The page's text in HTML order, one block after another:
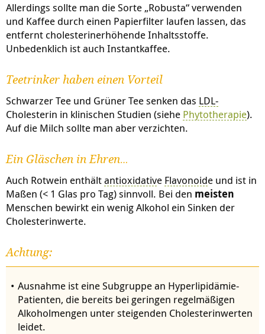
Allerdings sollte man die Sorte „Robusta“ verwenden
und Kaffee durch einen Papierfilter laufen lassen, das
entfernt cholesterinerhöhende Inhaltsstoffe.
Unbedenklich ist auch Instantkaffee.
Teetrinker haben einen Vorteil
Schwarzer Tee und Grüner Tee senken das LDL-
Cholesterin in klinischen Studien (siehe Phytotherapie).
Auf die Milch sollte man aber verzichten.
Ein Gläschen in Ehren…
Auch Rotwein enthältantioxidative Flavonoide und ist in
Maßen (< 1 Glas pro Tag) sinnvoll. Bei den meisten
Menschen bewirkt ein wenig Alkohol ein Sinken der
Cholesterinwerte.
Achtung:
Ausnahme ist eine Subgruppe an Hyperlipidämie-
Patienten, die bereits bei geringen regelmäßigen
Alkoholmengen unter steigenden Cholesterinwerten
leidet.